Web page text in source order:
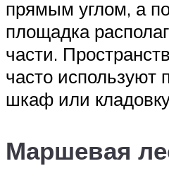
прямым углом, а
площадка
части.
часто используют
шкаф или
Маршевая